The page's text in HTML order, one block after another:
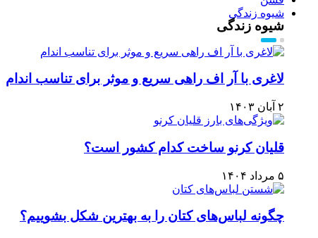
شیوه زندگی
شیوه زندگی
لاغری با آر اف راهی سریع و موثر برای تناسب اندام
۲ آبان ۱۴۰۳
قلیان کرنو ساخت کدام کشور است؟
۵ مرداد ۱۴۰۴
چگونه لباس‌های کتان را به بهترین شکل بشوییم؟